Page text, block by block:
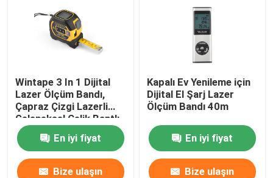
Wintape 3 In 1 Dijital
Lazer Ölçüm Bandı,
Çapraz Çizgi Lazerli
Geleneksel Çelik Bantlı
En iyi fiyat
Bize ulaşın
Kapalı Ev Yenileme için
Dijital El Şarj Lazer
Ölçüm Bandı 40m
En iyi fiyat
Bize ulaşın